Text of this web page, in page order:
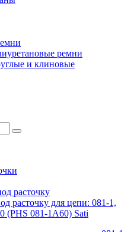
ремни
и клиновые
расточку
расточку для цепи: 081-1,
(PHS 081-1A60) Sati